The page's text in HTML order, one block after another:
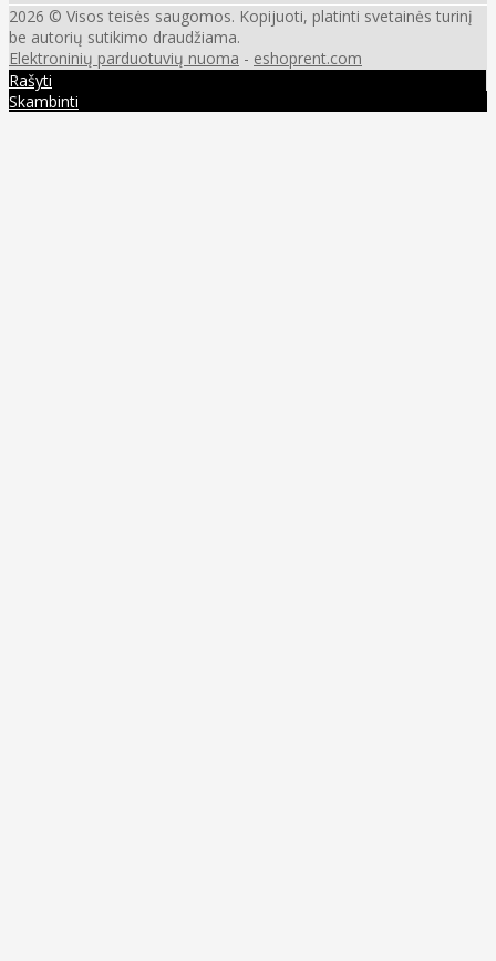
2026 © Visos teisės saugomos. Kopijuoti, platinti svetainės turinį
be autorių sutikimo draudžiama.
Elektroninių parduotuvių nuoma - eshoprent.com
Rašyti
Skambinti